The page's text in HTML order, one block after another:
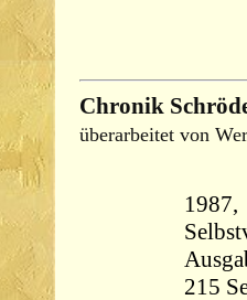
Chronik
überarbeitet von
1987,